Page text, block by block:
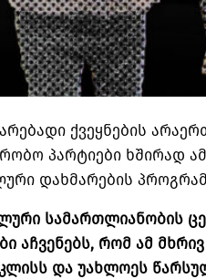
ქვეყნების
პარტიები ხშირად
დახმარების
სამართლიანობის
აჩვენებს, რომ ამ
და უახლოეს